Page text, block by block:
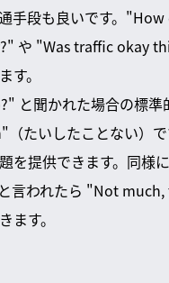
手段も良いです。
や "Was traffic okay
す。
と聞かれた場合の標準
たいしたことない）
を提供できます。同様
言われたら "Not
ます。